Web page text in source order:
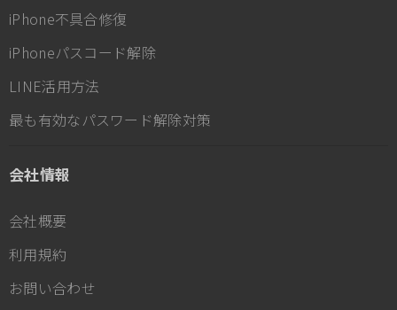
iPhone不具合修復
iPhoneパスコード解除
LINE活用方法
最も有効なパスワード解除対策
会社情報
会社概要
利用規約
お問い合わせ